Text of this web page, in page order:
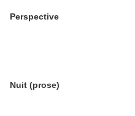
Perspective
Nuit (prose)